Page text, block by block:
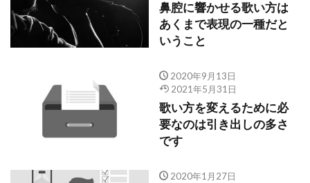
鼻腔に響かせる歌い方は
あくまで表現の一種だと
いうこと
2020年9月13日
2021年5月31日
歌い方を変えるために必
要なのは引き出しの多さ
です
2020年1月27日